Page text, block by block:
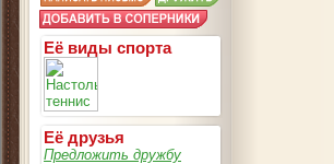
Её виды спорта
Её друзья
Предложить дружбу